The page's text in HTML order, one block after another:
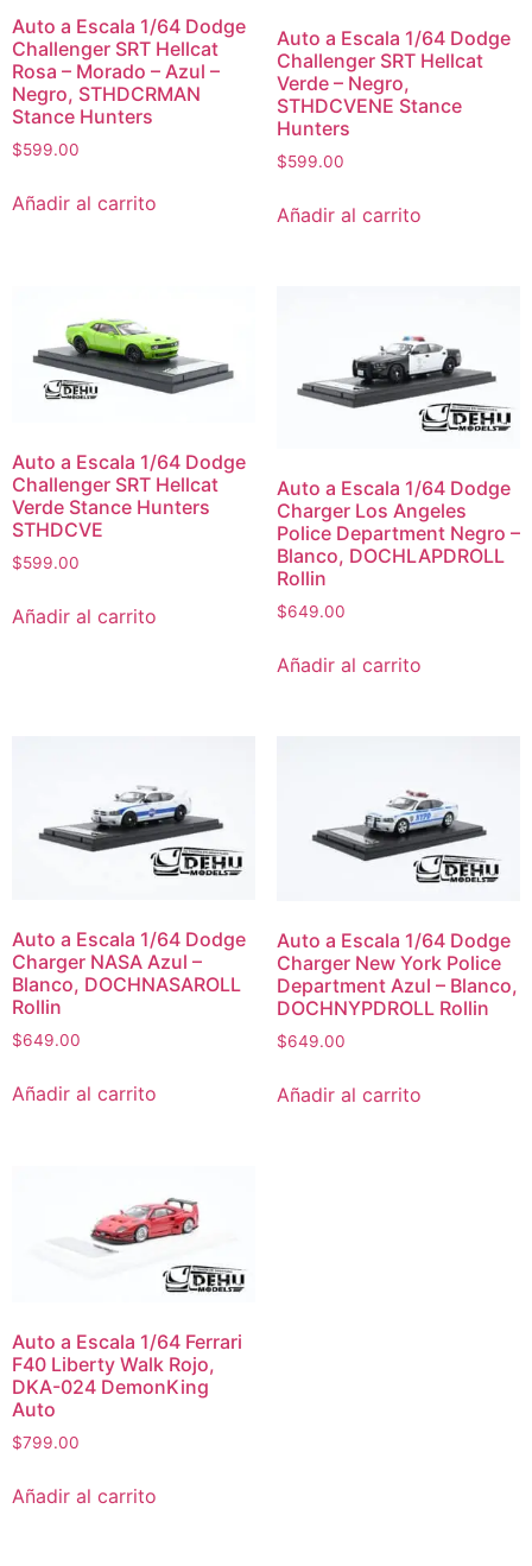
Auto a Escala 1/64 Dodge
Challenger SRT Hellcat
Rosa – Morado – Azul –
Negro, STHDCRMAN
Stance Hunters
$599.00
Añadir al carrito
Auto a Escala 1/64 Dodge
Challenger SRT Hellcat
Verde – Negro,
STHDCVENE Stance
Hunters
$599.00
Añadir al carrito
Auto a Escala 1/64 Dodge
Challenger SRT Hellcat
Verde Stance Hunters
STHDCVE
$599.00
Añadir al carrito
Auto a Escala 1/64 Dodge
Charger Los Angeles
Police Department Negro –
Blanco, DOCHLAPDROLL
Rollin
$649.00
Añadir al carrito
Auto a Escala 1/64 Dodge
Charger NASA Azul –
Blanco, DOCHNASAROLL
Rollin
$649.00
Añadir al carrito
Auto a Escala 1/64 Dodge
Charger New York Police
Department Azul – Blanco,
DOCHNYPDROLL Rollin
$649.00
Añadir al carrito
Auto a Escala 1/64 Ferrari
F40 Liberty Walk Rojo,
DKA-024 DemonKing
Auto
$799.00
Añadir al carrito